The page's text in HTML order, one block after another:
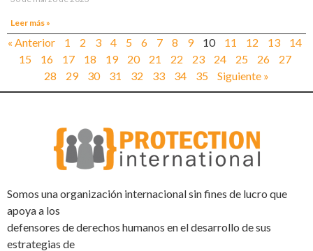
Leer más »
« Anterior 1 2 3 4 5 6 7 8 9 10 11 12 13
14
15
16 17 18 19 20 21 22 23 24 25 26
27
28
29 30 31 32 33 34 35 Siguiente »
Somos una organización internacional sin fines de lucro que
apoya a los
defensores de derechos humanos en el desarrollo de sus
estrategias de